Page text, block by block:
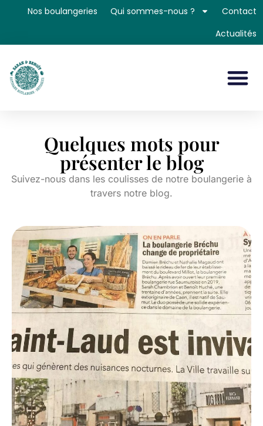
Nos boulangeries Qui sommes-nous ?
Contact
Actualités
Quelques mots pour
présenter le blog
Suivez-nous dans les coulisses de notre boulangerie à
travers notre blog.